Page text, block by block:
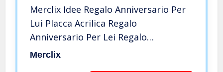
Merclix Idee Regalo Anniversario Per
Lui Placca Acrilica Regalo
Anniversario Per Lei Regalo
Anniversario Matrimonio Per Lui e Lei
Merclix